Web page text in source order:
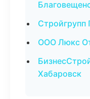
ООО Люкс
Хабаровск